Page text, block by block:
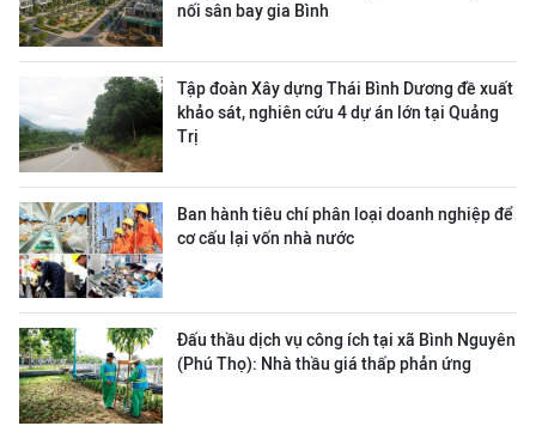
nối sân bay gia Bình
Tập đoàn Xây dựng Thái Bình Dương đề xuất
khảo sát, nghiên cứu 4 dự án lớn tại Quảng
Trị
Ban hành tiêu chí phân loại doanh nghiệp để
cơ cấu lại vốn nhà nước
Đấu thầu dịch vụ công ích tại xã Bình Nguyên
(Phú Thọ): Nhà thầu giá thấp phản ứng